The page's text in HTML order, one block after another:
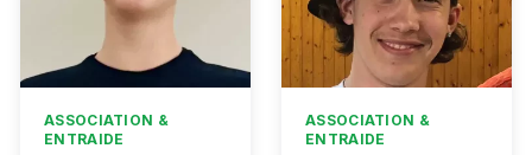
ASSOCIATION &
ENTRAIDE
ASSOCIATION &
ENTRAIDE